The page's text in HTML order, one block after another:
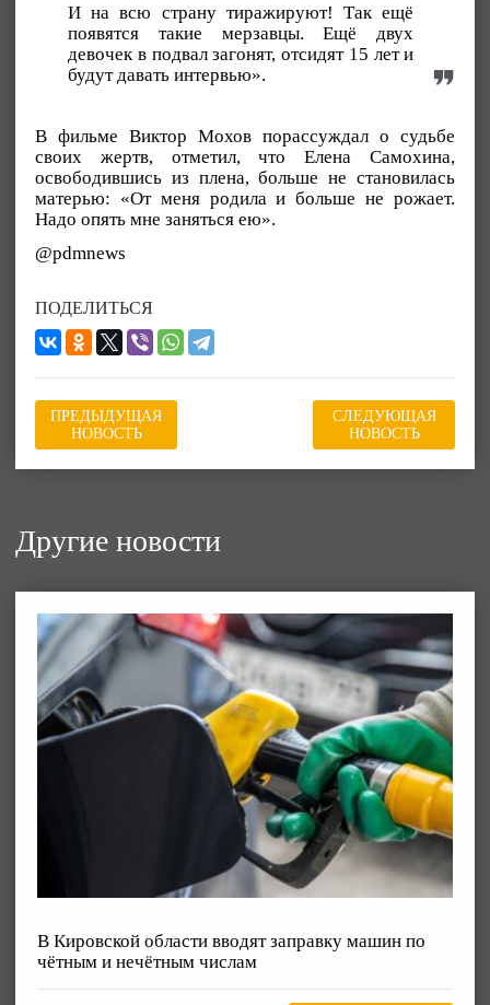
И на всю страну тиражируют! Так ещё
появятся такие мерзавцы. Ещё двух
девочек в подвал загонят, отсидят 15 лет и
будут давать интервью».
В фильме Виктор Мохов порассуждал о судьбе
своих жертв, отметил, что Елена Самохина,
освободившись из плена, больше не становилась
матерью: «От меня родила и больше не рожает.
Надо опять мне заняться ею».
@pdmnews
ПОДЕЛИТЬСЯ
ПРЕДЫДУЩАЯ
НОВОСТЬ
СЛЕДУЮЩАЯ
НОВОСТЬ
Другие новости
В Кировской области вводят заправку машин по
чётным и нечётным числам